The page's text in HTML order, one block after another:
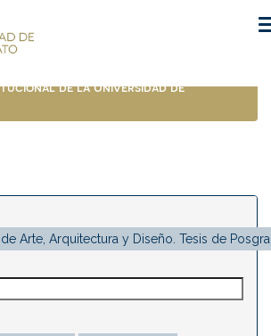
de la Universidad de